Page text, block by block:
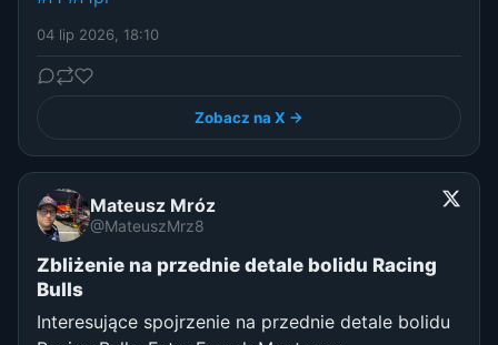
04 lip 2026, 18:10
Zobacz na X →
Mateusz Mróz
@MateuszMrz8
Zbliżenie na przednie detale bolidu Racing
Bulls
Interesujące spojrzenie na przednie detale bolidu